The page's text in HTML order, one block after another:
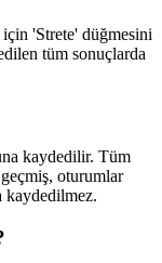
'Strete' düğmesini
tüm sonuçlarda
kaydedilir. Tüm
geçmiş, oturumlar
kaydedilmez.